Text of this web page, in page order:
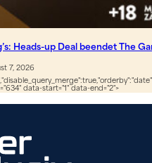
Heads-up Deal beendet The
7, 2026
data-start="1" data-end="2">